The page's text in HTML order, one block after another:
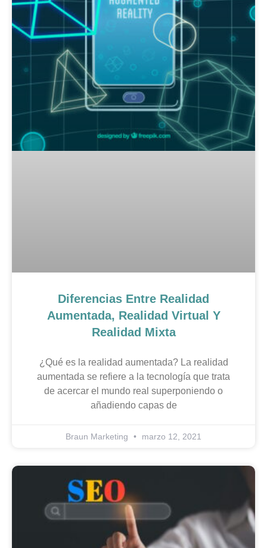
Diferencias Entre Realidad
Aumentada, Realidad Virtual Y
Realidad Mixta
¿Qué es la realidad aumentada? La realidad
aumentada se refiere a la tecnología que trata
de acercar el mundo real superponiendo o
añadiendo capas de
Braun Marketing marzo 12, 2021